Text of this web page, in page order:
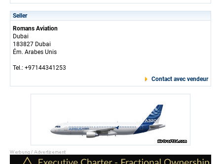
Seller
Romans Aviation
Dubai
183827 Dubai
Ém. Arabes Unis
Tel.: +97144341253
Contact avec vendeur